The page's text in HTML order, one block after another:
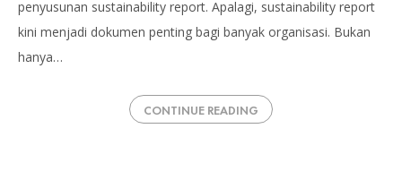
penyusunan sustainability report. Apalagi, sustainability report
kini menjadi dokumen penting bagi banyak organisasi. Bukan
hanya…
CONTINUE READING